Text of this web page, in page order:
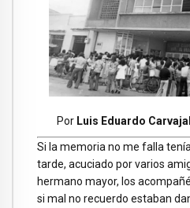
Por Luis Eduardo Carvajal
Si la memoria no me falla
tarde, acuciado por varios
hermano mayor, los
si mal no recuerdo estaban